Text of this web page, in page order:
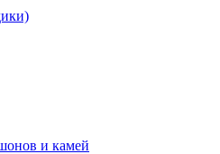
и камей